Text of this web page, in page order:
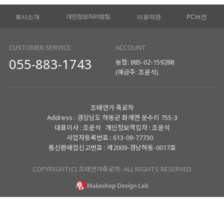
회사소개 개인정보처리방침 이용약관 PC버전
CUSTOMER SERVICE
055-883-1743
ACCOUNT
농협: 885-02-159288
(예금주: 조윤석)
조태연가 죽로차
Address : 경상남도 하동군 화개면 운수리 755-3
대표이사 : 조윤석 개인정보책임자 : 조윤석
사업자등록번호 : 613-09-77730
통신판매업신고번호 : 제2009-경남하동-0017호
COPYRIGHT(C) 조태연가죽로차. ALL RIGHTS RESERVED